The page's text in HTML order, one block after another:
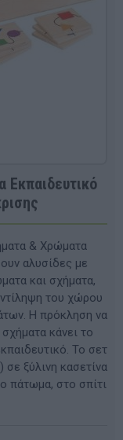
& Χρώματα
αλυσίδες με
και σχήματα,
του χώρου
Η πρόκληση να
κάνει το
Το σετ
σε ξύλινη κασετίνα
πάτωμα, στο σπίτι